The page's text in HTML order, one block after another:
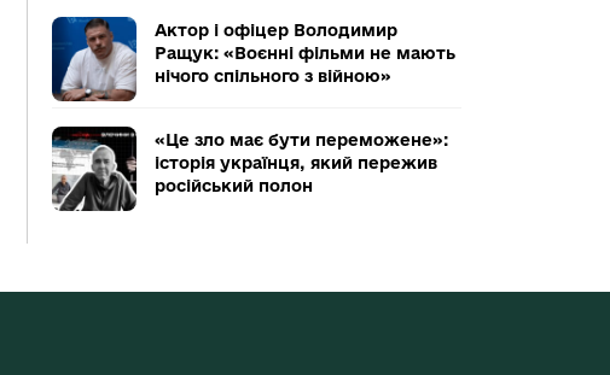
Актор і офіцер Володимир
Ращук: «Воєнні фільми не мають
нічого спільного з війною»
«Це зло має бути переможене»:
історія українця, який пережив
російський полон